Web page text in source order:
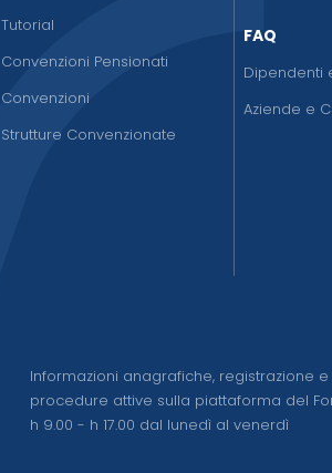
Tutorial
Convenzioni Pensionati
Convenzioni
Strutture Convenzionate
FAQ
Dipendenti
Aziende e
Informazioni anagrafiche, registrazione
procedure attive sulla piattaforma del
h 9.00 - h 17.00 dal lunedì al venerdì